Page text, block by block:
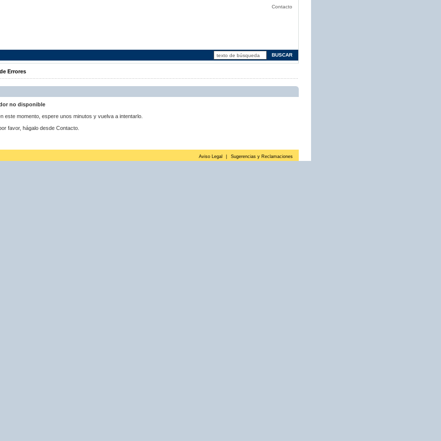
Contacto
Errores
no disponible
este momento, espere unos minutos y vuelva a intentarlo.
favor, hágalo desde Contacto.
Aviso Legal Sugerencias y Reclamaciones